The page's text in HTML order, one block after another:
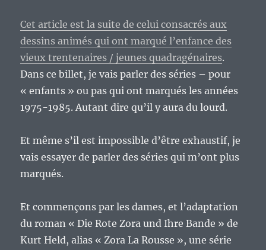
Cet article est la suite de celui consacrés aux
dessins animés qui ont marqué l’enfance des
vieux trentenaires / jeunes quadragénaires.
Dans ce billet, je vais parler des séries – pour
« enfants » ou pas qui ont marqués les années
1975-1985. Autant dire qu’il y aura du lourd.
Et même s’il est impossible d’être exhaustif, je
vais essayer de parler des séries qui m’ont plus
marqués.
Et commençons par les dames, et l’adaptation
du roman « Die Rote Zora und Ihre Bande » de
Kurt Held, alias « Zora La Rousse », une série